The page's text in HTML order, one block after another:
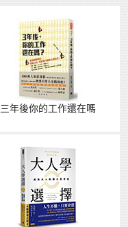
三年後你的工作還在嗎